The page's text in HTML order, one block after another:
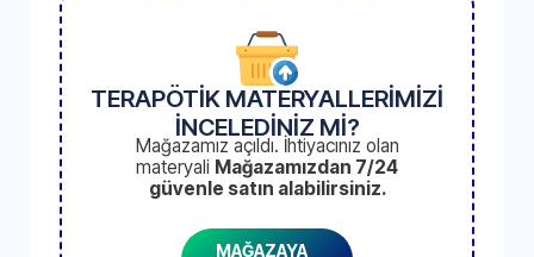
TERAPÖTİK MATERYALLERİMİZİ
İNCELEDİNİZ Mİ?
Mağazamız açıldı. İhtiyacınız olan
materyali Mağazamızdan 7/24
güvenle satın alabilirsiniz.
MAĞAZAYA